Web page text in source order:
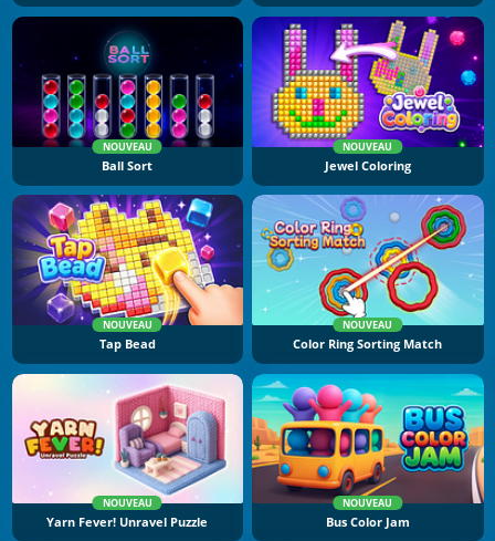
NOUVEAU
Ball Sort
NOUVEAU
Jewel Coloring
NOUVEAU
Tap Bead
NOUVEAU
Color Ring Sorting Match
NOUVEAU
Yarn Fever! Unravel Puzzle
NOUVEAU
Bus Color Jam